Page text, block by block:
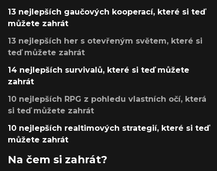
13 nejlepších gaučových kooperací, které si teď
můžete zahrát
13 nejlepších her s otevřeným světem, které si
teď můžete zahrát
14 nejlepších survivalů, které si teď můžete
zahrát
10 nejlepších RPG z pohledu vlastních očí, která
si teď můžete zahrát
10 nejlepších realtimových strategií, které si teď
můžete zahrát
Na čem si zahrát?